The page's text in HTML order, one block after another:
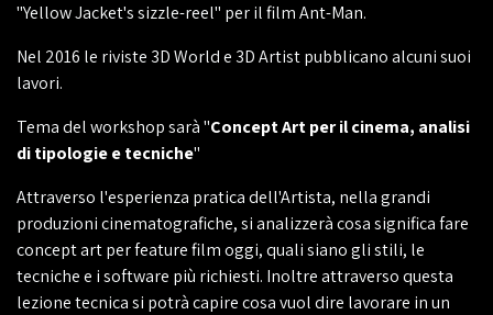
"Yellow Jacket's sizzle-reel" per il film Ant-Man.
Nel 2016 le riviste 3D World e 3D Artist pubblicano alcuni suoi
lavori.
Tema del workshop sarà "Concept Art per il cinema, analisi
di tipologie e tecniche"
Attraverso l'esperienza pratica dell'Artista, nella grandi
produzioni cinematografiche, si analizzerà cosa significa fare
concept art per feature film oggi, quali siano gli stili, le
tecniche e i software più richiesti. Inoltre attraverso questa
lezione tecnica si potrà capire cosa vuol dire lavorare in un